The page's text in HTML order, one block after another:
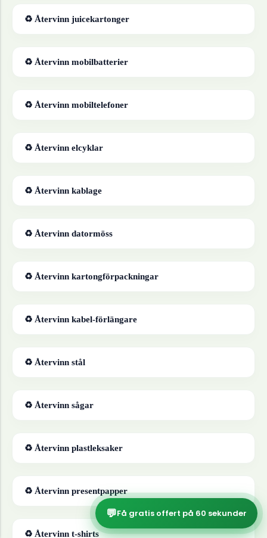
♻ Återvinn juicekartonger
♻ Återvinn mobilbatterier
♻ Återvinn mobiltelefoner
♻ Återvinn elcyklar
♻ Återvinn kablage
♻ Återvinn datormöss
♻ Återvinn kartongförpackningar
♻ Återvinn kabel-förlängare
♻ Återvinn stål
♻ Återvinn sågar
♻ Återvinn plastleksaker
♻ Återvinn presentpapper
♻ Återvinn t-shirts
💬Få gratis offert på 60 sekunder